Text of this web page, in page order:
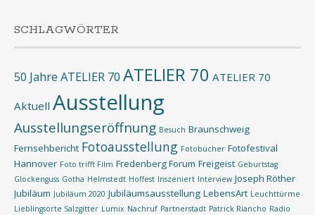
SCHLAGWÖRTER
50 Jahre ATELIER 70 ATELIER 70 ATELIER 70
Aktuell Ausstellung
Ausstellungseröffnung Besuch Braunschweig
Fernsehbericht Fotoausstellung Fotobücher Fotofestival
Hannover Foto trifft Film Fredenberg Forum Freigeist Geburtstag
Glockenguss Gotha Helmstedt Hoffest Inszeniert Interview Joseph Röther
Jubiläum Jubiläum 2020 Jubiläumsausstellung LebensArt Leuchttürme
Lieblingsorte Salzgitter Lumix Nachruf Partnerstadt Patrick Riancho Radio